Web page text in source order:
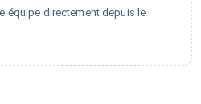
équipe directement depuis le